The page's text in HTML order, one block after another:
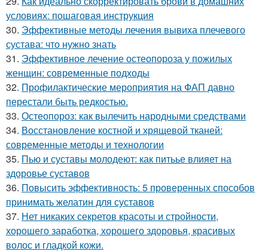
условиях: пошаговая инструкция
30. Эффективные методы лечения вывиха плечевого
сустава: что нужно знать
31. Эффективное лечение остеопороза у пожилых
женщин: современные подходы
32. Профилактические мероприятия на ФАП давно
перестали быть редкостью.
33. Остеопороз: как вылечить народными средствами
34. Восстановление костной и хрящевой тканей:
современные методы и технологии
35. Пью и суставы молодеют: как питьье влияет на
здоровье суставов
36. Повысить эффективность: 5 проверенных способов
принимать желатин для суставов
37. Нет никаких секретов красоты и стройности,
хорошего заработка, хорошего здоровья, красивых
волос и гладкой кожи.